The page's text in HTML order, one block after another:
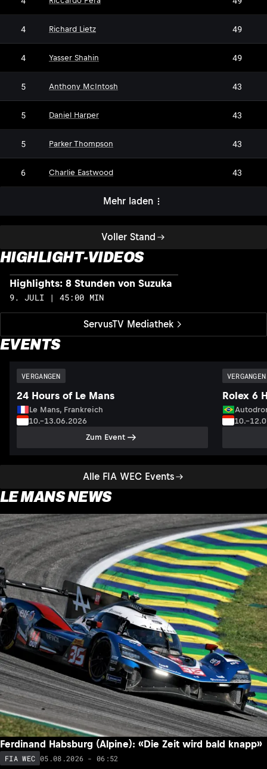
Voller Stand
4 Richard Lietz 49
4 Yasser Shahin 49
5 Anthony McIntosh 43
5 Daniel Harper 43
5 Parker Thompson 43
6 Charlie Eastwood 43
Mehr laden
HIGHLIGHT-VIDEOS
ServusTV Mediathek
Highlights: 8 Stunden von Suzuka
9. JULI | 45:00 MIN
EVENTS
Alle FIA WEC Events
VERGANGEN
24 Hours of Le Mans
Le Mans, Frankreich
10.–13.06.2026
Zum Event
VERGANGEN
Rolex 6
LE MANS NEWS
Ferdinand Habsburg (Alpine): «Die Zeit wird bald knapp»
FIA WEC 05.08.2026 - 06:52